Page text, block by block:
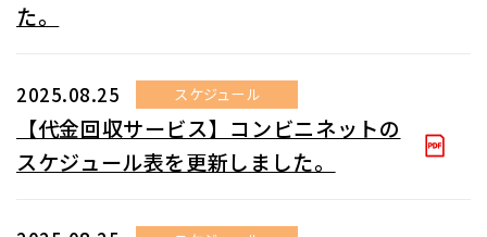
た。
2025.08.25 スケジュール
【代金回収サービス】コンビニネットの
スケジュール表を更新しました。